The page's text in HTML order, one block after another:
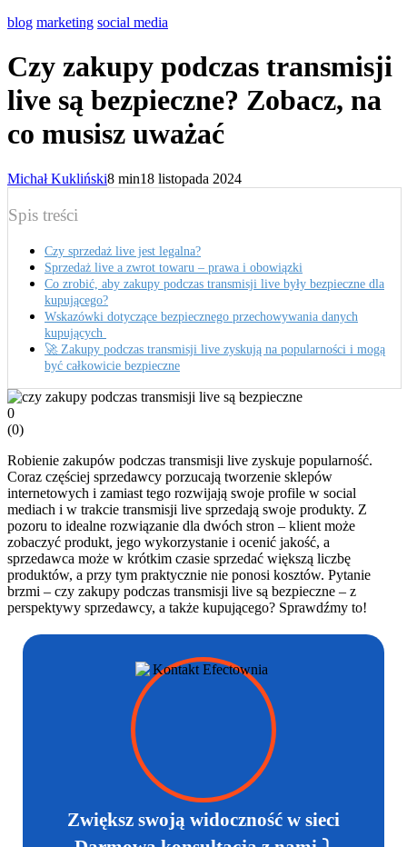
blog marketing social media
Czy zakupy podczas transmisji
live są bezpieczne? Zobacz, na
co musisz uważać
Michał Kukliński8 min18 listopada 2024
0
(0)
Robienie zakupów podczas transmisji live zyskuje popularność.
Coraz częściej sprzedawcy porzucają tworzenie sklepów
internetowych i zamiast tego rozwijają swoje profile w social
mediach i w trakcie transmisji live sprzedają swoje produkty. Z
pozoru to idealne rozwiązanie dla dwóch stron – klient może
zobaczyć produkt, jego wykorzystanie i ocenić jakość, a
sprzedawca może w krótkim czasie sprzedać większą liczbę
produktów, a przy tym praktycznie nie ponosi kosztów. Pytanie
brzmi – czy zakupy podczas transmisji live są bezpieczne – z
perspektywy sprzedawcy, a także kupującego? Sprawdźmy to!
Zwiększ swoją widoczność w sieci
Spis treści
Czy sprzedaż live jest legalna?
Sprzedaż live a zwrot towaru – prawa i obowiązki
Co zrobić, aby zakupy podczas transmisji live były bezpieczne dla
kupującego?
Wskazówki dotyczące bezpiecznego przechowywania danych
kupujących
🚀 Zakupy podczas transmisji live zyskują na popularności i mogą
być całkowicie bezpieczne